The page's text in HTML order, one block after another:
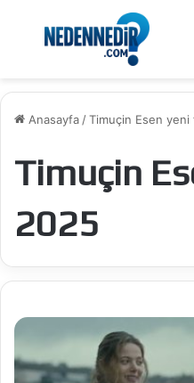
Menü
Anasayfa /Timuçin Esen yeni
Timuçin
2025